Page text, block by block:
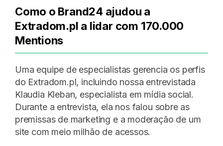
Como o Brand24 ajudou a
Extradom.pl a lidar com 170.000
Mentions
Uma equipe de especialistas gerencia os perfis
do Extradom.pl, incluindo nossa entrevistada
Klaudia Kleban, especialista em mídia social.
Durante a entrevista, ela nos falou sobre as
premissas de marketing e a moderação de um
site com meio milhão de acessos.